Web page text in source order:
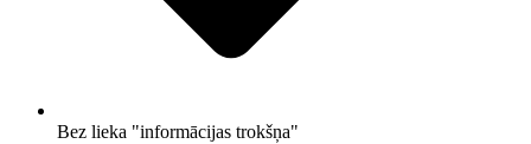
Bez lieka "informācijas trokšņa"